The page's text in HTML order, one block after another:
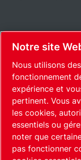
Plan du site
Notre site
Nous utilisons
fonctionnement
expérience et
pertinent. Vous
les cookies,
essentiels ou
noter que
pas fonctionner